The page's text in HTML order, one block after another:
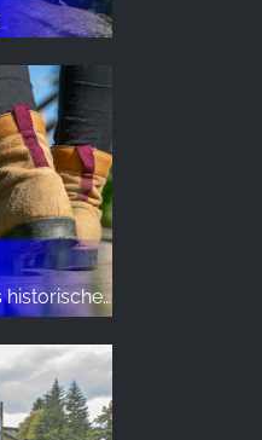
Krodotal"